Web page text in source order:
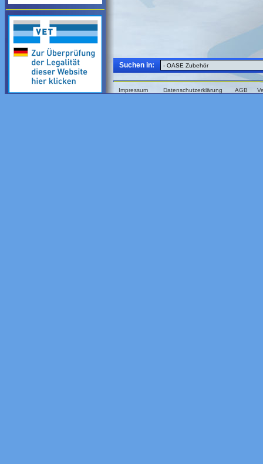
Suchen in:
Impressum Datenschutzerklärung AGB